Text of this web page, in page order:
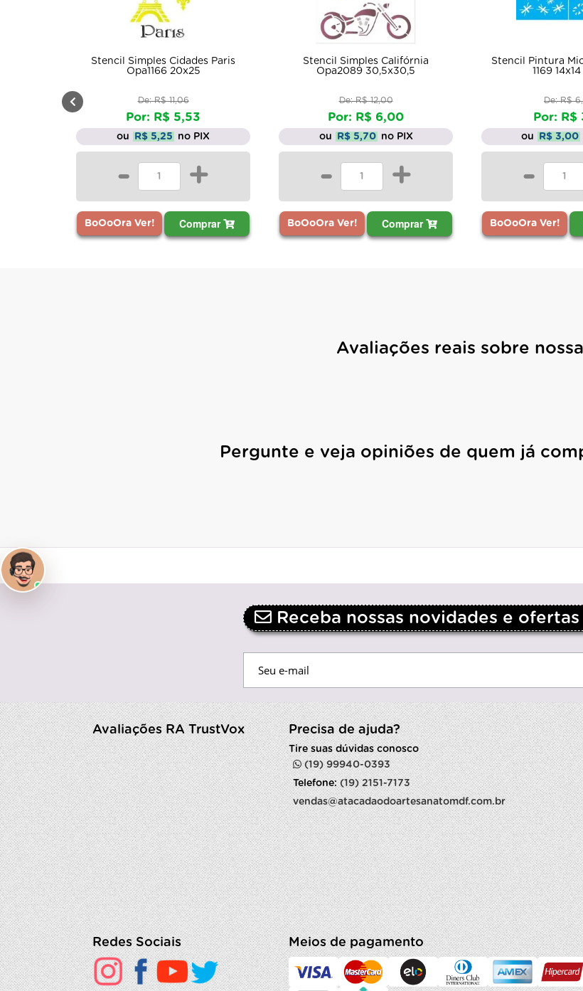
Stencil Simples Cidades Paris
Opa1166 20x25
De: R$ 11,06
Por: R$ 5,53
ou R$ 5,25 no PIX
- +
BoOoOra Ver! Comprar
Stencil Simples Califórnia
Opa2089 30,5x30,5
De: R$ 12,00
Por: R$ 6,00
ou R$ 5,70 no PIX
- +
BoOoOra Ver! Comprar
Stencil Pintura
1169
De: R$
Por: R$
ou R$ 3,00
-
BoOoOra Ver!
Avaliações reais sobre
Pergunte e veja opiniões de quem já
Receba nossas novidades e ofertas
Avaliações RA TrustVox Precisa de ajuda?
Tire suas dúvidas conosco
(19) 99940-0393
Telefone:(19) 2151-7173
vendas@atacadaodoartesanatomdf.com.br
Redes Sociais Meios de pagamento